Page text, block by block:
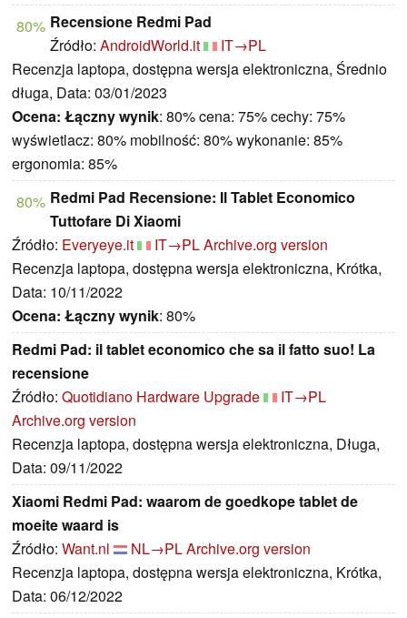
80% Recensione Redmi Pad
Źródło: AndroidWorld.it
IT→PL
Recenzja laptopa, dostępna wersja elektroniczna, Średnio
długa, Data: 03/01/2023
Ocena: Łączny wynik: 80% cena: 75% cechy: 75%
wyświetlacz: 80% mobilność: 80% wykonanie: 85%
ergonomia: 85%
80% Redmi Pad Recensione: Il Tablet Economico
Tuttofare Di Xiaomi
Źródło: Everyeye.it IT→PLArchive.org version
Recenzja laptopa, dostępna wersja elektroniczna, Krótka,
Data: 10/11/2022
Ocena: Łączny wynik: 80%
Redmi Pad: il tablet economico che sa il fatto suo! La
recensione
Źródło: Quotidiano Hardware Upgrade
IT→PL
Archive.org version
Recenzja laptopa, dostępna wersja elektroniczna, Długa,
Data: 09/11/2022
Xiaomi Redmi Pad: waarom de goedkope tablet de
moeite waard is
Źródło: Want.nl NL→PLArchive.org version
Recenzja laptopa, dostępna wersja elektroniczna, Krótka,
Data: 06/12/2022